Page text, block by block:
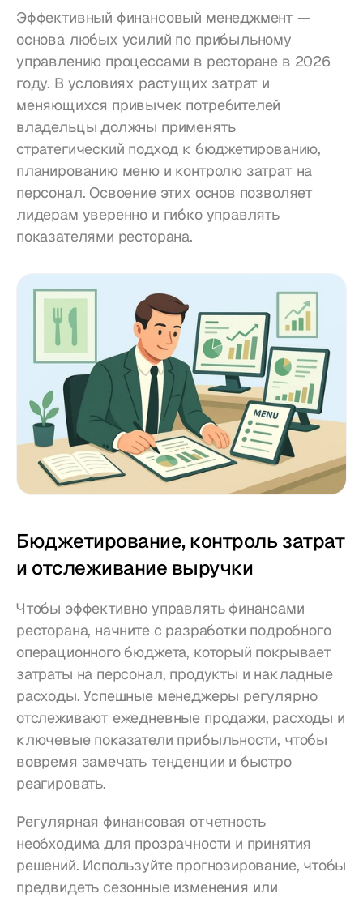
Эффективный финансовый менеджмент —
основа любых усилий по прибыльному
управлению процессами в ресторане в 2026
году. В условиях растущих затрат и
меняющихся привычек потребителей
владельцы должны применять
стратегический подход к бюджетированию,
планированию меню и контролю затрат на
персонал. Освоение этих основ позволяет
лидерам уверенно и гибко управлять
показателями ресторана.
Бюджетирование, контроль затрат
и отслеживание выручки
Чтобы эффективно управлять финансами
ресторана, начните с разработки подробного
операционного бюджета, который покрывает
затраты на персонал, продукты и накладные
расходы. Успешные менеджеры регулярно
отслеживают ежедневные продажи, расходы и
ключевые показатели прибыльности, чтобы
вовремя замечать тенденции и быстро
реагировать.
Регулярная финансовая отчетность
необходима для прозрачности и принятия
решений. Используйте прогнозирование, чтобы
предвидеть сезонные изменения или